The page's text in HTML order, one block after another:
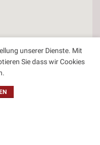
unserer Dienste. Mit
Sie dass wir Cookies